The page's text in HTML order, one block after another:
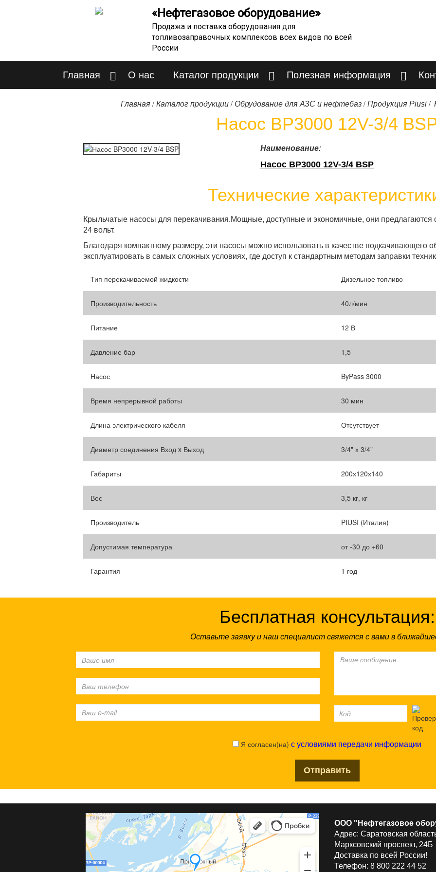
«Нефтегазовое оборудование»
Продажа и поставка оборудования для
топливозаправочных комплексов всех видов по всей
России
Главная О нас Каталог продукции Полезная информация
Главная / Каталог продукции / Обрудование для АЗС и нефтебаз / Продукция Piusi /
Насос BP3000 12V-3/4
Наименование:
Насос BP3000 12V-3/4 BSP
Технические
Крыльчатые насосы для перекачивания.Мощные, доступные и экономичные, они предлагаются
24 вольт.
Благодаря компактному размеру, эти насосы можно использовать в качестве подкачивающего
эксплуатировать в самых сложных условиях, где доступ к стандартным методам заправки
Тип перекачиваемой жидкости Дизельное топливо
Производительность 40л/мин
Питание 12 В
Давление бар 1,5
Насос ByPass 3000
Время непрерывной работы 30 мин
Длина электрического кабеля Отсутствует
Диаметр соединения Вход x Выход 3/4" х 3/4"
Габариты 200х120х140
Вес 3,5 кг, кг
Производитель PIUSI (Италия)
Допустимая температура от -30 до +60
Гарантия 1 год
Бесплатная консультация:
Оставьте заявку и наш специалист свяжется с вами в
Я согласен(на) с условиями передачи информации
ООО "Нефтегазовое
Адрес: Саратовская
Марксовский проспект, 24Б
Доставка по всей России!
Телефон: 8 800 222 44 52